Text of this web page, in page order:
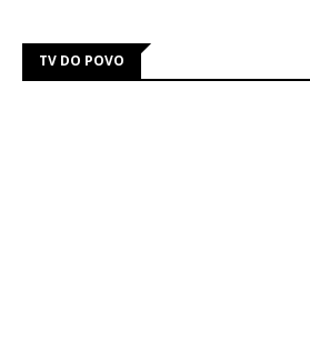
TV DO POVO